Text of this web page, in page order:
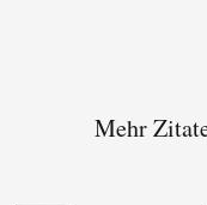
Mehr